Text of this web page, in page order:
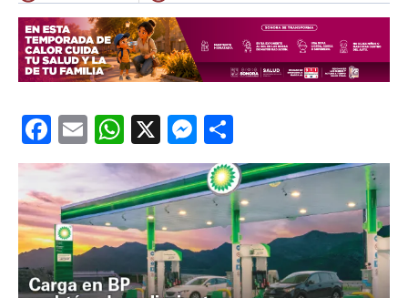
Facebook
EmailWhatsApp
X Messenger